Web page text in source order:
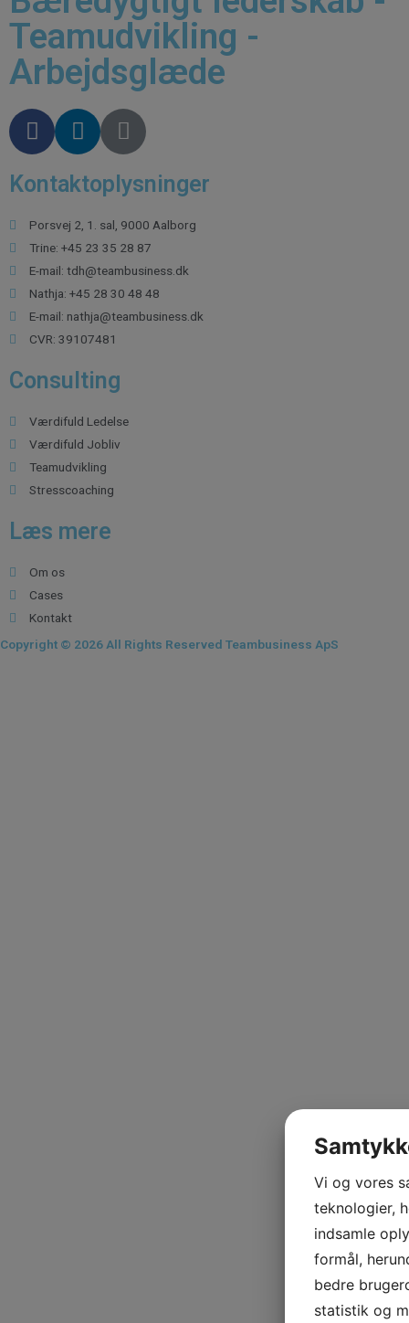
Teamudvikling -
Arbejdsglæde
Kontaktoplysninger
Porsvej 2, 1. sal, 9000 Aalborg
Trine: +45 23 35 28 87
E-mail: tdh@teambusiness.dk
Nathja: +45 28 30 48 48
E-mail: nathja@teambusiness.dk
CVR: 39107481
Consulting
Værdifuld Ledelse
Værdifuld Jobliv
Teamudvikling
Stresscoaching
Læs mere
Om os
Cases
Kontakt
Copyright © 2026 All Rights Reserved Teambusiness ApS
Vi og vores
teknologier,
indsamle
formål,
bedre
statistik og